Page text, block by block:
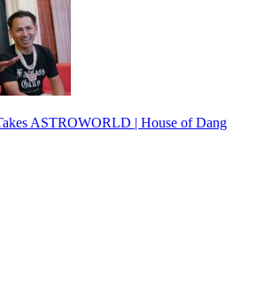
ASTROWORLD | House of Dang